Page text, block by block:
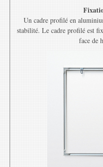
Un cadre profilé en
stabilité. Le cadre profilé est
face de